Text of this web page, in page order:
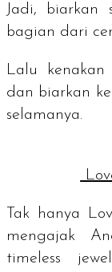
Jadi, biarkan
bagian dari
Lalu
dan biarkan
selamanya.
Tak hanya
mengajak
timeless